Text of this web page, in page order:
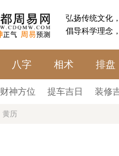
弘扬传统文化
倡导科学理念
八字 相术 排盘
财神方位 提车吉日 装修
黄历